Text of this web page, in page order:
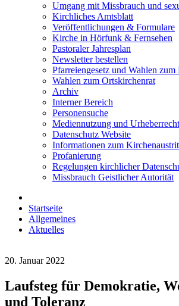
Umgang mit Missbrauch und
Kirchliches Amtsblatt
Veröffentlichungen & Formulare
Kirche in Hörfunk & Fernsehen
Pastoraler Jahresplan
Newsletter bestellen
Pfarreiengesetz und Wahlen
Wahlen zum Ortskirchenrat
Archiv
Interner Bereich
Personensuche
Mediennutzung und Urheberrecht
Datenschutz Website
Informationen zum
Profanierung
Regelungen kirchlicher
Missbrauch Geistlicher Autorität
Startseite
Allgemeines
Aktuelles
20. Januar 2022
Laufsteg für Demokratie,
und Toleranz